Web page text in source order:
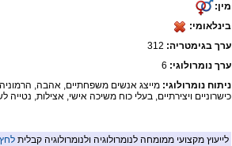
מין:
בינלאומי:
ערך בגימטריה:
ערך נומרולוגי: 6
ניתוח נומרולוגי: מייצג אנשים משפחתיים, אהבה,
כישרוניים ויצירתיים, בעלי כוח משיכה אישי, אצילות, נטייה
לייעוץ מקצועי ממומחה לנומרולוגיה ולנומרולוגיה קבלית